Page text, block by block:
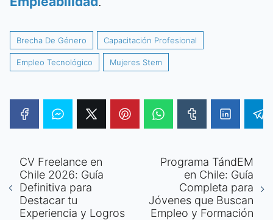
Brecha De Género Capacitación Profesional
Empleo Tecnológico Mujeres Stem
CV Freelance en
Chile 2026: Guía
Definitiva para
Destacar tu
Experiencia y Logros
Programa TándEM
en Chile: Guía
Completa para
Jóvenes que Buscan
Empleo y Formación